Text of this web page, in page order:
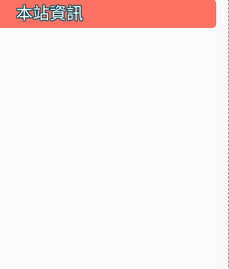
本站資訊